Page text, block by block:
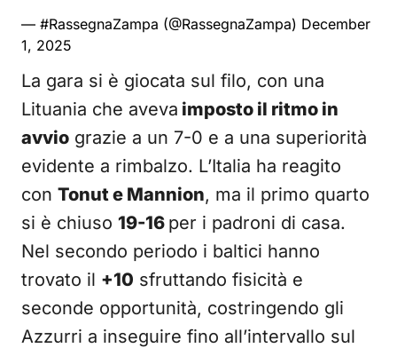
— #RassegnaZampa (@RassegnaZampa) December
1, 2025
La gara si è giocata sul filo, con una
Lituania che aveva imposto il ritmo in
avvio grazie a un 7-0 e a una superiorità
evidente a rimbalzo. L’Italia ha reagito
con Tonut e Mannion, ma il primo quarto
si è chiuso 19-16 per i padroni di casa.
Nel secondo periodo i baltici hanno
trovato il +10 sfruttando fisicità e
seconde opportunità, costringendo gli
Azzurri a inseguire fino all’intervallo sul